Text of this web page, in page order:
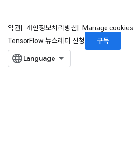
약관 개인정보처리방침
Manage cookies
TensorFlow 뉴스레터 신청
구독